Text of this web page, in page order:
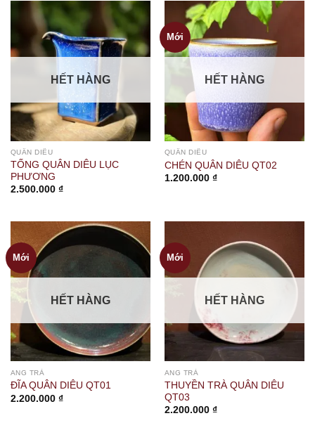
HẾT HÀNG
QUÂN DIÊU
TỐNG QUÂN DIÊU LỤC
PHƯƠNG
2.500.000 ₫
Mới
HẾT HÀNG
QUÂN DIÊU
CHÉN QUÂN DIÊU QT02
1.200.000 ₫
Mới
HẾT HÀNG
ANG TRÀ
ĐĨA QUÂN DIÊU QT01
2.200.000 ₫
Mới
HẾT HÀNG
ANG TRÀ
THUYỀN TRÀ QUÂN DIÊU
QT03
2.200.000 ₫